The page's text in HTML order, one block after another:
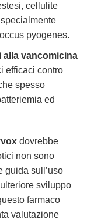
cellulite
pyogenes.
alla vancomicina
efficaci contro
spesso
ed
dovrebbe
non sono
guida sull’uso
sviluppo
farmaco
valutazione